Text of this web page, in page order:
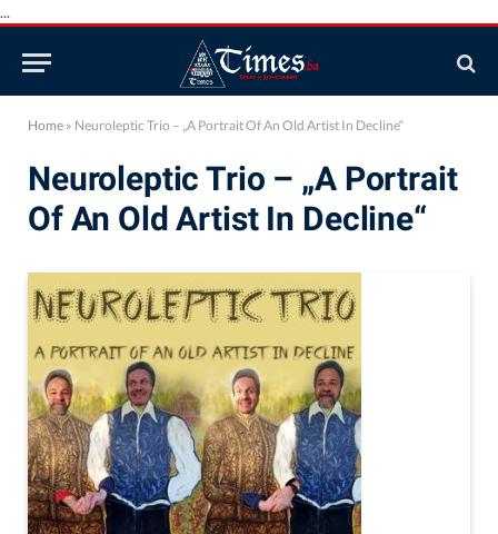
...
Home » Neuroleptic Trio – „A Portrait Of An Old Artist In Decline“
Neuroleptic Trio – „A Portrait
Of An Old Artist In Decline“